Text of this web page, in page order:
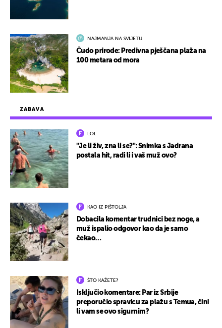
ZABAVA
LOL
"Je li živ, zna li se?": Snimka s Jadrana
postala hit, radi li i vaš muž ovo?
KAO IZ PIŠTOLJA
Dobacila komentar trudnici bez noge, a
muž ispalio odgovor kao da je samo
čekao…
ŠTO KAŽETE?
Isključio komentare: Par iz Srbije
preporučio spravicu za plažu s Temua, čini
li vam se ovo sigurnim?
NAJMANJA NA SVIJETU
Čudo prirode: Predivna pješčana plaža na
100 metara od mora